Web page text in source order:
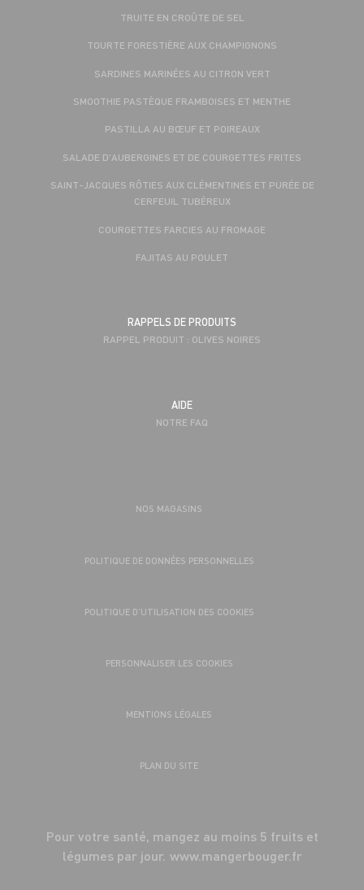
TRUITE EN CROÛTE DE SEL
TOURTE FORESTIÈRE AUX CHAMPIGNONS
SARDINES MARINÉES AU CITRON VERT
SMOOTHIE PASTÈQUE FRAMBOISES ET MENTHE
PASTILLA AU BŒUF ET POIREAUX
SALADE D'AUBERGINES ET DE COURGETTES FRITES
SAINT-JACQUES RÔTIES AUX CLÉMENTINES ET PURÉE DE
CERFEUIL TUBÉREUX
COURGETTES FARCIES AU FROMAGE
FAJITAS AU POULET
RAPPELS DE PRODUITS
RAPPEL PRODUIT : OLIVES NOIRES
AIDE
NOTRE FAQ
NOS MAGASINS
POLITIQUE DE DONNÉES PERSONNELLES
POLITIQUE D’UTILISATION DES COOKIES
PERSONNALISER LES COOKIES
MENTIONS LÉGALES
PLAN DU SITE
Pour votre santé, mangez au moins 5 fruits et
légumes par jour. www.mangerbouger.fr